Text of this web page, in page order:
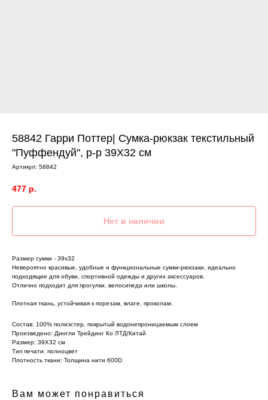
58842 Гарри Поттер| Сумка-рюкзак текстильный
"Пуффендуй", р-р 39Х32 см
Артикул: 58842
477 р.
Нет в наличии
Размер сумки - 39х32
Невероятно красивые, удобные и функциональные сумки-рюкзаки, идеально
подходящие для обуви, спортивной одежды и других аксессуаров.
Отлично подходит для прогулки, велосипеда или школы.
Плотная ткань, устойчивая к порезам, влаге, проколам.
Состав: 100% полиэстер, покрытый водонепроницаемым слоем
Произведено: Дингли Трейдинг Ко ЛТД/Китай
Размер: 39Х32 см
Тип печати: полноцвет
Плотность ткани: Толщина нити 600D
Вам может понравиться